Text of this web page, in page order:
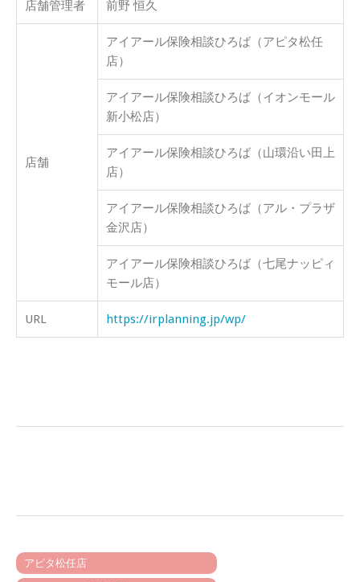
店舗管理者 前野 恒久
店舗
アイアール保険相談ひろば（アピタ松任
店）
アイアール保険相談ひろば（イオンモール
新小松店）
アイアール保険相談ひろば（山環沿い田上
店）
アイアール保険相談ひろば（アル・プラザ
金沢店）
アイアール保険相談ひろば（七尾ナッピィ
モール店）
URL https://irplanning.jp/wp/
アピタ松任店